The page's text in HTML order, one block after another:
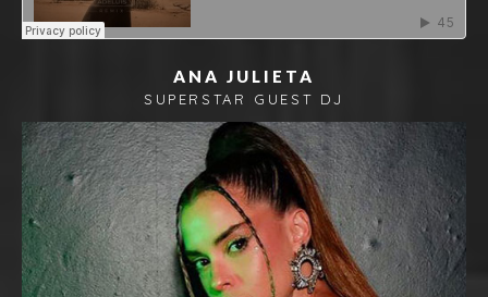
ANA JULIETA
SUPERSTAR GUEST DJ